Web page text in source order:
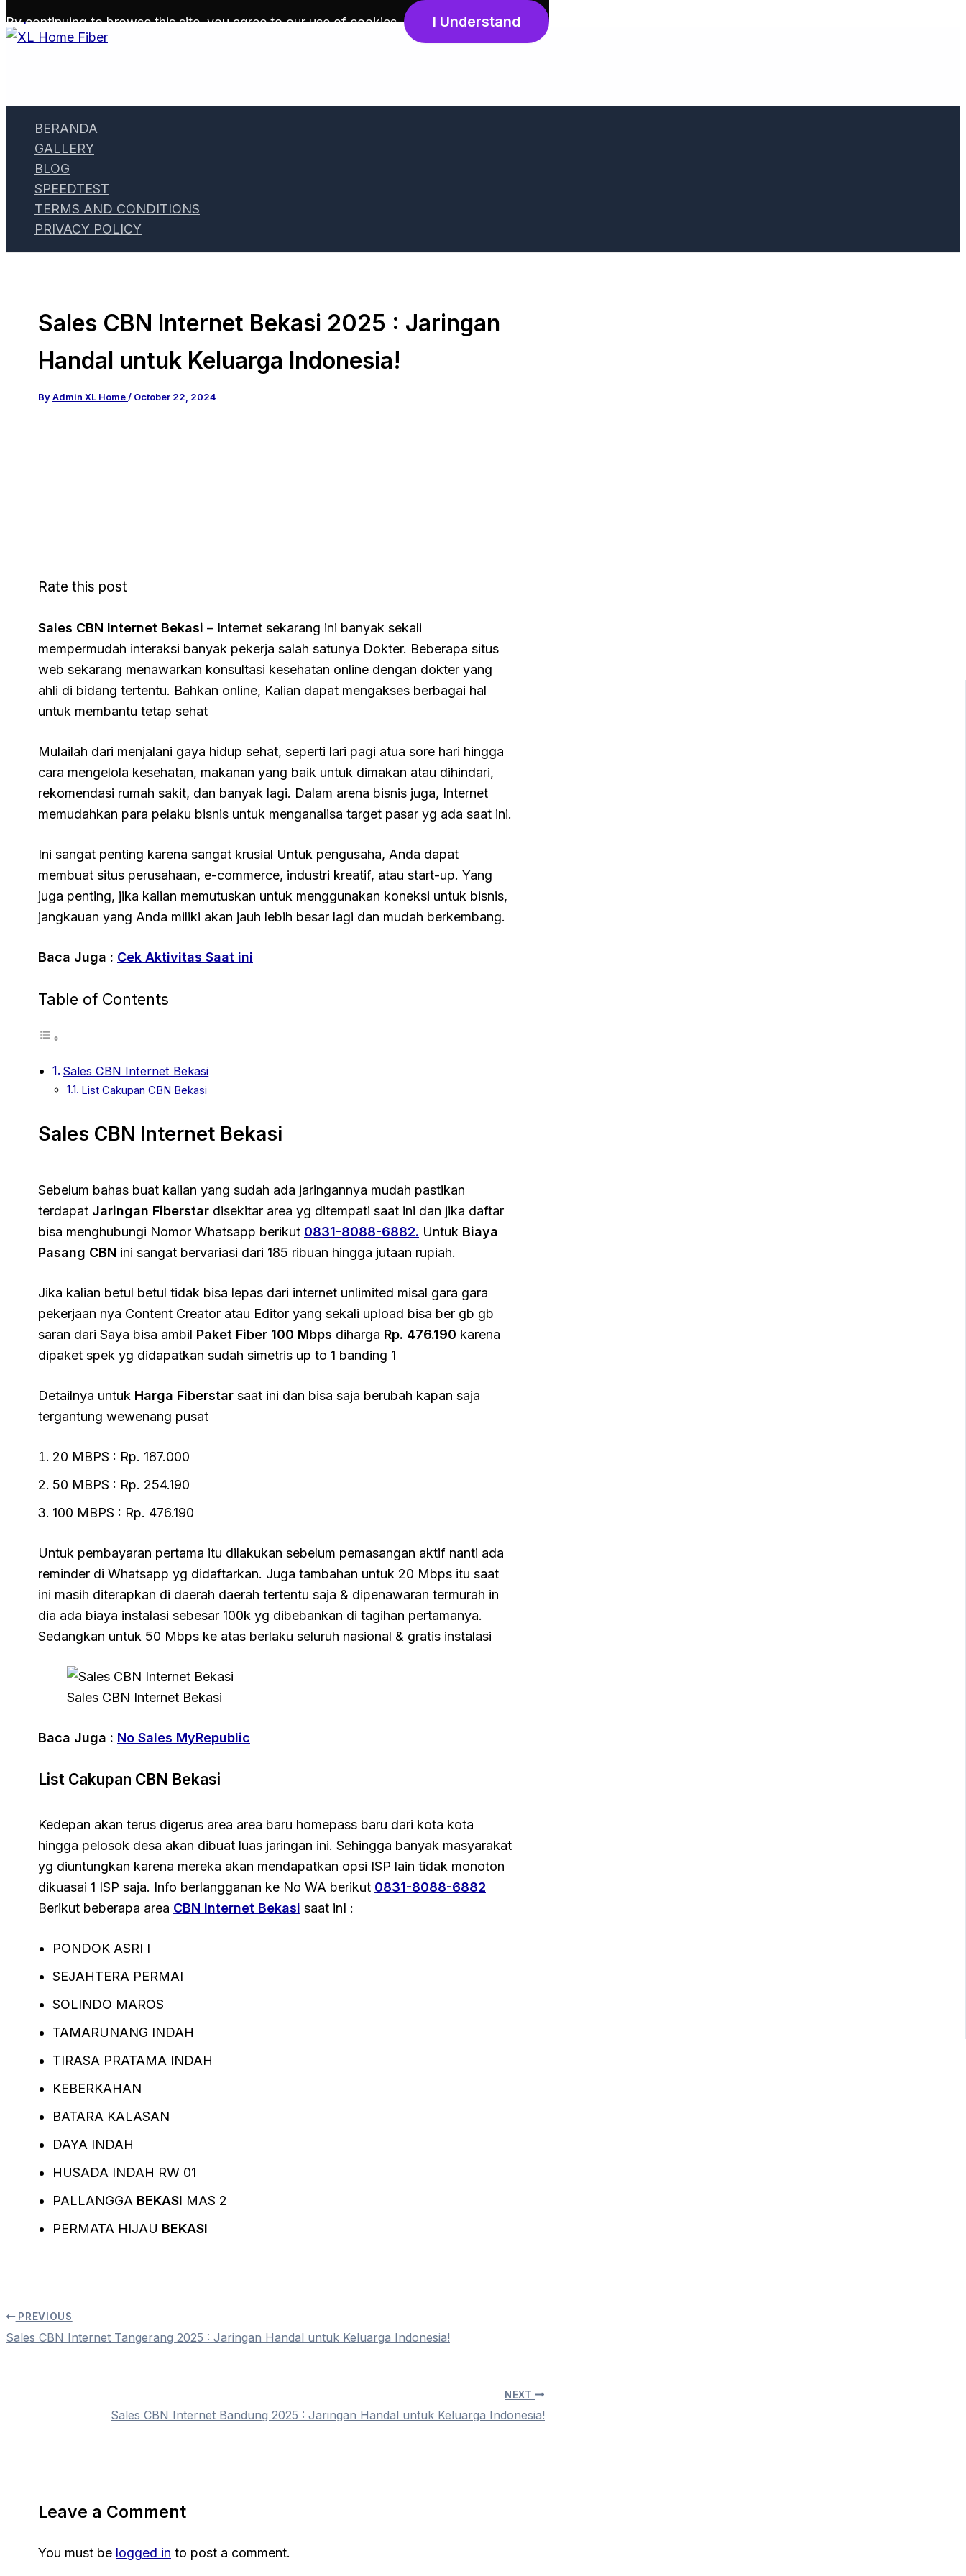
Skip to content
BERANDA
GALLERY
BLOG
SPEEDTEST
TERMS AND CONDITIONS
PRIVACY POLICY
Sales CBN Internet Bekasi 2025 : Jaringan
Handal untuk Keluarga Indonesia!
ByAdmin XL Home/ October 22, 2024
Rate this post
Sales CBN Internet Bekasi – Internet sekarang ini banyak sekali
mempermudah interaksi banyak pekerja salah satunya Dokter. Beberapa situs
web sekarang menawarkan konsultasi kesehatan online dengan dokter yang
ahli di bidang tertentu. Bahkan online, Kalian dapat mengakses berbagai hal
untuk membantu tetap sehat
Mulailah dari menjalani gaya hidup sehat, seperti lari pagi atua sore hari hingga
cara mengelola kesehatan, makanan yang baik untuk dimakan atau dihindari,
rekomendasi rumah sakit, dan banyak lagi. Dalam arena bisnis juga, Internet
memudahkan para pelaku bisnis untuk menganalisa target pasar yg ada saat ini.
Ini sangat penting karena sangat krusial Untuk pengusaha, Anda dapat
membuat situs perusahaan, e-commerce, industri kreatif, atau start-up. Yang
juga penting, jika kalian memutuskan untuk menggunakan koneksi untuk bisnis,
jangkauan yang Anda miliki akan jauh lebih besar lagi dan mudah berkembang.
Baca Juga : Cek Aktivitas Saat ini
Table of Contents
Sales CBN Internet Bekasi
List Cakupan CBN Bekasi
Sales CBN Internet Bekasi
Sebelum bahas buat kalian yang sudah ada jaringannya mudah pastikan
terdapat Jaringan Fiberstar disekitar area yg ditempati saat ini dan jika daftar
bisa menghubungi Nomor Whatsapp berikut 0831-8088-6882. Untuk Biaya
Pasang CBN ini sangat bervariasi dari 185 ribuan hingga jutaan rupiah.
Jika kalian betul betul tidak bisa lepas dari internet unlimited misal gara gara
pekerjaan nya Content Creator atau Editor yang sekali upload bisa ber gb gb
saran dari Saya bisa ambil Paket Fiber 100 Mbps diharga Rp. 476.190 karena
dipaket spek yg didapatkan sudah simetris up to 1 banding 1
Detailnya untuk Harga Fiberstar saat ini dan bisa saja berubah kapan saja
tergantung wewenang pusat
20 MBPS : Rp. 187.000
50 MBPS : Rp. 254.190
100 MBPS : Rp. 476.190
Untuk pembayaran pertama itu dilakukan sebelum pemasangan aktif nanti ada
reminder di Whatsapp yg didaftarkan. Juga tambahan untuk 20 Mbps itu saat
ini masih diterapkan di daerah daerah tertentu saja & dipenawaran termurah in
dia ada biaya instalasi sebesar 100k yg dibebankan di tagihan pertamanya.
Sedangkan untuk 50 Mbps ke atas berlaku seluruh nasional & gratis instalasi
Sales CBN Internet Bekasi
Baca Juga : No Sales MyRepublic
List Cakupan CBN Bekasi
Kedepan akan terus digerus area area baru homepass baru dari kota kota
hingga pelosok desa akan dibuat luas jaringan ini. Sehingga banyak masyarakat
yg diuntungkan karena mereka akan mendapatkan opsi ISP lain tidak monoton
dikuasai 1 ISP saja. Info berlangganan ke No WA berikut 0831-8088-6882
Berikut beberapa area CBN Internet Bekasi saat inI :
PONDOK ASRI I
SEJAHTERA PERMAI
SOLINDO MAROS
TAMARUNANG INDAH
TIRASA PRATAMA INDAH
KEBERKAHAN
BATARA KALASAN
DAYA INDAH
HUSADA INDAH RW 01
PALLANGGA BEKASI MAS 2
PERMATA HIJAU BEKASI
PREVIOUS
Sales CBN Internet Tangerang 2025 : Jaringan Handal untuk Keluarga Indonesia!
NEXT
Sales CBN Internet Bandung 2025 : Jaringan Handal untuk Keluarga Indonesia!
Leave a Comment
You must be logged in to post a comment.
By continuing to browse this site, you agree to ouruse of cookies. I Understand